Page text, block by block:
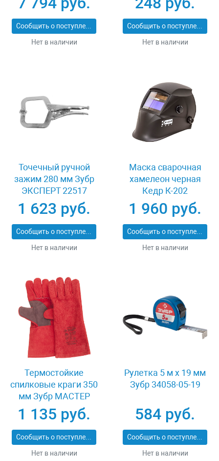
Сообщить о поступлении
Нет в наличии
Сообщить о поступлении
Нет в наличии
Точечный ручной
зажим 280 мм Зубр
ЭКСПЕРТ 22517
1 623 руб.
Сообщить о поступлении
Нет в наличии
Маска сварочная
хамелеон черная
Кедр К-202
1 960 руб.
Сообщить о поступлении
Нет в наличии
Термостойкие
спилковые краги 350
мм Зубр МАСТЕР
11334-XL
1 135 руб.
Сообщить о поступлении
Нет в наличии
Рулетка 5 м x 19 мм
Зубр 34058-05-19
584 руб.
Сообщить о поступлении
Нет в наличии